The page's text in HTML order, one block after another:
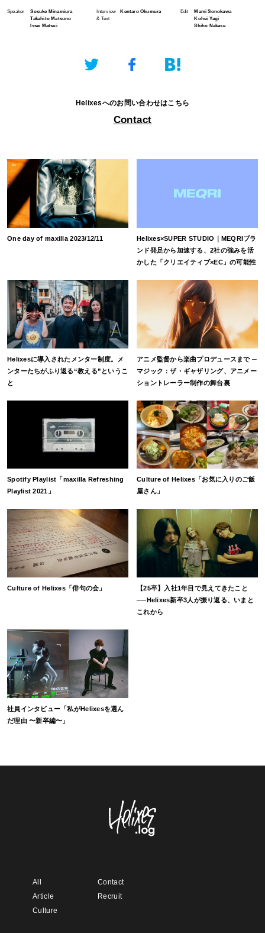
Speaker
Sosuke Minamiura
Takahito Matsuno
Issei Matsui
Interview
& Text
Kentaro Okumura Edit
Mami Sonokawa
Kohei Yagi
Shiho Nakase
Helixesへのお問い合わせはこちら
Contact
One day of maxilla 2023/12/11
Helixes×SUPER STUDIO｜MEQRIブラ
ンド発足から加速する、2社の強みを活
かした「クリエイティブ×EC」の可能性
Helixesに導入されたメンター制度。メ
ンターたちがふり返る“教える”というこ
と
アニメ監督から楽曲プロデュースまで ─
マジック：ザ・ギャザリング、アニメー
ショントレーラー制作の舞台裏
Spotify Playlist「maxilla Refreshing
Playlist 2021」
Culture of Helixes「お気に入りのご飯
屋さん」
Culture of Helixes「俳句の会」
【25卒】入社1年目で見えてきたこと
──Helixes新卒3人が振り返る、いまと
これから
社員インタビュー「私がHelixesを選ん
だ理由 〜新卒編〜」
All
Article
Culture
Contact
Recruit